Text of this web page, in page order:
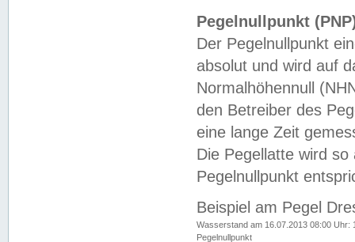
Pegelnullpunkt
Der Pegelnullpunkt
absolut und wird auf
Normalhöhennull
den Betreiber des
eine lange Zeit
Die Pegellatte wird
Pegelnullpunkt
Beispiel am Pegel
Wasserstand am 16.07.2013 08:00 Uhr:
Pegelnullpunkt